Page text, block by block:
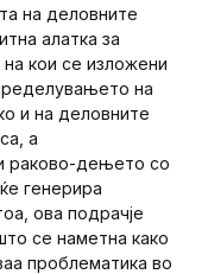
на деловните
алатка за
кои се изложени
на
и на деловните
а
раково-дењето со
генерира
ова подрачје
се наметна како
проблематика во